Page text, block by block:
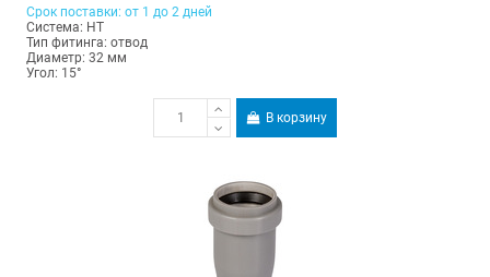
Срок поставки: от 1 до 2 дней
Система: HT
Тип фитинга: отвод
Диаметр: 32 мм
Угол: 15°
В корзину